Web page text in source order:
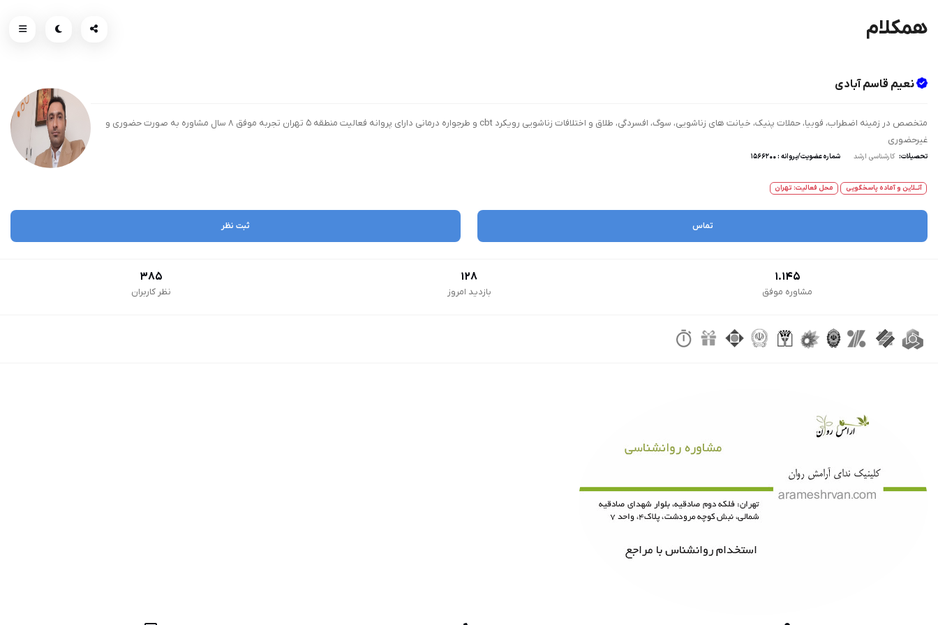
همکلام
نعیم قاسم آبادی
متخصص در زمینه اضطراب، فوبیا، حملات پنیک، خیانت های زناشویی، سوگ، افسردگی، طلاق و اختلافات زناشویی رویکرد cbt و طرجواره درمانی دارای پروانه فعالیت منطقه ۵ تهران تجربه موفق ۸ سال مشاوره به صورت حضوری و
غیرحضوری
تحصیلات: کارشناسی ارشد شماره عضویت/پروانه : ۱۵۶۶۲۰۰
آنــلاین و آماده پاسخگویی محل فعالیت: تهران
تماس ثبت نظر
1.145
مشاوره موفق
128
بازدید امروز
385
نظر کاربران